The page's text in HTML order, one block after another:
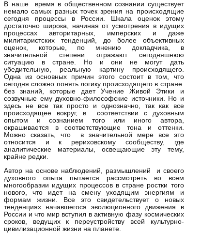
В наше время в общественном сознании существует
немало самых разных точек зрения на происходящие
сегодня процессы в России. Шкала оценок этому
достаточно широка, начиная от усмотрения в идущих
процессах авторитарных, имперских и даже
милитаристских тенденций, до более объективных
оценок, которые, по мнению докладчика, в
значительной степени отражают сегодняшнюю
ситуацию в стране. Но и они не могут дать
убедительную, реальную картину происходящего.
Одна из основных причин этого состоит в том, что
сегодня сложно понять логику происходящего в стране
без знаний, которые дает Учение Живой Этики и
созвучные ему духовно-философские источники. Но и
здесь не все так просто и однозначно, так как все
происходящее вокруг, в соответствии с духовным
опытом и сознанием того или иного автора,
окрашивается в соответствующие тона и оттенки.
Можно сказать, что в значительной мере все это
относится и к рериховскому сообществу, где
аналитические материалы, освещающие эту тему,
крайне редки.
Автор на основе наблюдений, размышлений и своего
духовного опыта пытается рассмотреть во всем
многообразии идущих процессов в стране ростки того
нового, что идет на смену уходящим энергиям и
формам жизни. Все это свидетельствует о новых
тенденциях начавшегося эволюционного движения в
России и что мир вступил в активную фазу космических
сроков, ведущих к переустройству всей культурно-
цивилизационной жизни на планете.